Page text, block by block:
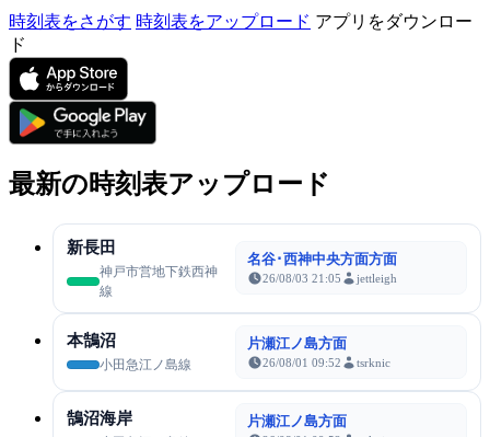
時刻表をさがす 時刻表をアップロード アプリをダウンロー
ド
最新の時刻表アップロード
新長田
神戸市営地下鉄西神
線
名谷･西神中央方面方面
26/08/03 21:05 jettleigh
本鵠沼
小田急江ノ島線
片瀬江ノ島方面
26/08/01 09:52 tsrknic
鵠沼海岸 片瀬江ノ島方面